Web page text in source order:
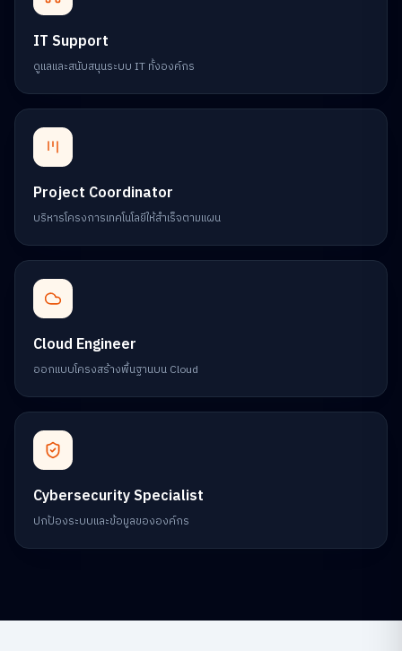
IT Support
ดูแลและสนับสนุนระบบ IT ทั้งองค์กร
Project Coordinator
บริหารโครงการเทคโนโลยีให้สำเร็จตามแผน
Cloud Engineer
ออกแบบโครงสร้างพื้นฐานบน Cloud
Cybersecurity Specialist
ปกป้องระบบและข้อมูลขององค์กร